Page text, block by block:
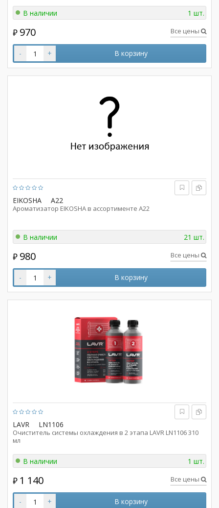
В наличии 1 шт.
₽ 970 Все цены
- + В корзину
EIKOSHA A22
Ароматизатор EIKOSHA в ассортименте A22
В наличии 21 шт.
₽ 980 Все цены
- + В корзину
LAVR LN1106
Очиститель системы охлаждения в 2 этапа LAVR LN1106 310
мл
В наличии 1 шт.
₽ 1 140 Все цены
- + В корзину